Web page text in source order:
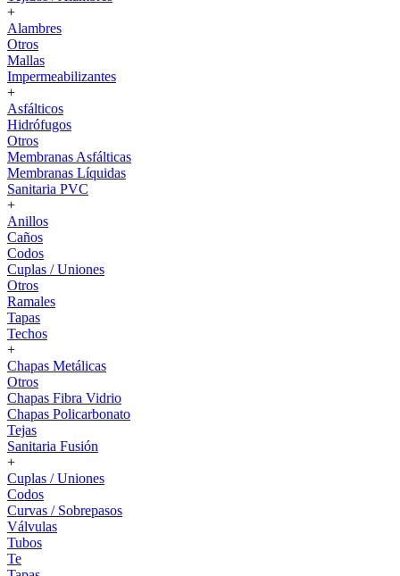
+
Alambres
Otros
Mallas
Impermeabilizantes
+
Asfálticos
Hidrófugos
Otros
Membranas Asfálticas
Membranas Líquidas
Sanitaria PVC
+
Anillos
Caños
Codos
Cuplas / Uniones
Otros
Ramales
Tapas
Techos
+
Chapas Metálicas
Otros
Chapas Fibra Vidrio
Chapas Policarbonato
Tejas
Sanitaria Fusión
+
Cuplas / Uniones
Codos
Curvas / Sobrepasos
Válvulas
Tubos
Te